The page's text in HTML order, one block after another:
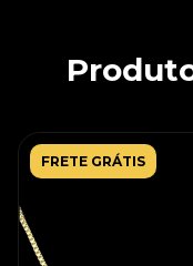
FRETE GRÁTIS